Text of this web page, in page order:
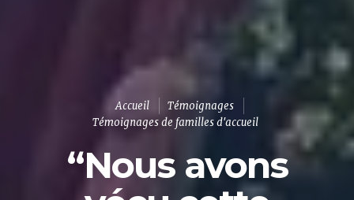
Accueil
Témoignages
Témoignages de familles d'accueil
“Nous avons